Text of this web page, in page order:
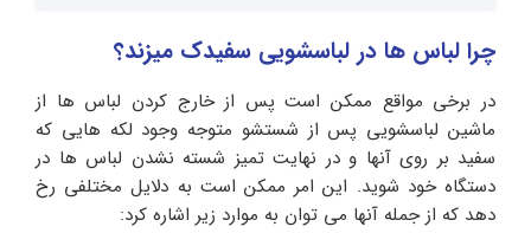
چرا لباس ها در لباسشویی سفیدک میزند؟
در برخی مواقع ممکن است پس از خارج کردن لباس ها از
ماشین لباسشویی پس از شستشو متوجه وجود لکه هایی که
سفید بر روی آنها و در نهایت تمیز شسته نشدن لباس ها در
دستگاه خود شوید. این امر ممکن است به دلایل مختلفی رخ
دهد که از جمله آنها می توان به موارد زیر اشاره کرد: